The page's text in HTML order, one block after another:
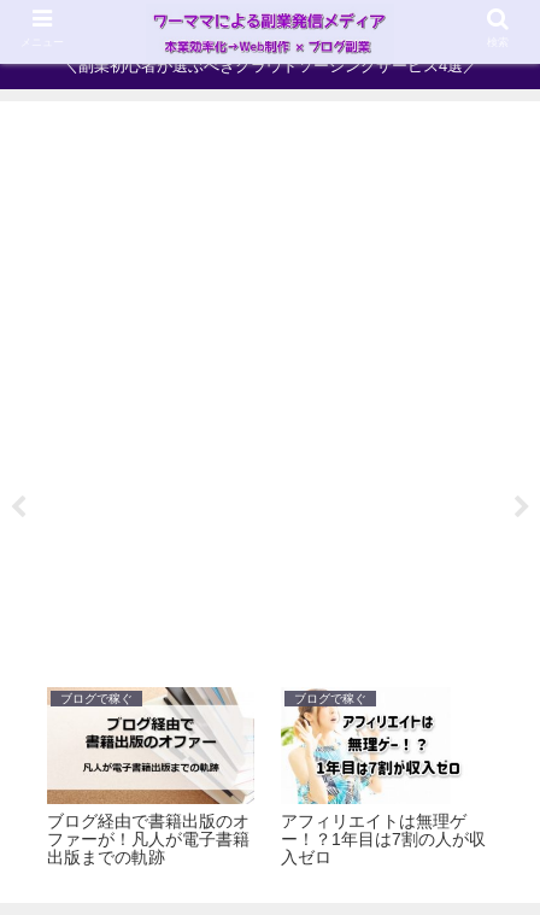
ワーママ×副業＝ハイブリッドママへ！最強の働き方を目指そう
＼副業初心者が選ぶべきクラウドソーシングサービス4選／
ブログで稼ぐ
ブログ経由で書籍出版のオ
ファーが！凡人が電子書籍
出版までの軌跡
ブログで稼ぐ
アフィリエイトは無理ゲ
ー！？1年目は7割の人が収
入ゼロ